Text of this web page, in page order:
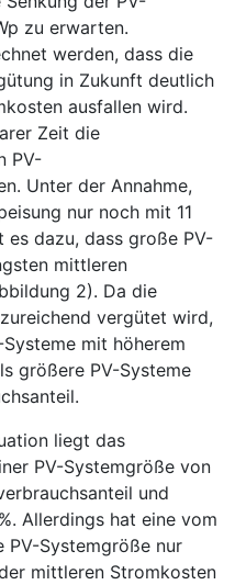
zu erwarten.
werden, dass die
in Zukunft deutlich
ausfallen wird.
Zeit die
PV-
Unter der Annahme,
nur noch mit 11
dazu, dass große PV-
mittleren
2). Da die
vergütet wird,
mit höherem
größere PV-Systeme
liegt das
PV-Systemgröße von
und
Allerdings hat eine vom
PV-Systemgröße nur
mittleren Stromkosten